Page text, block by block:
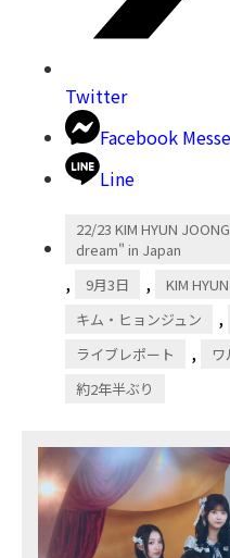
Twitter
Facebook
Line
22/23 KIM HYUN
dream" in Japan
, 9月3日 , KIM
キム・ヒョンジュン ,
ライブレポート ,
約2年半ぶり